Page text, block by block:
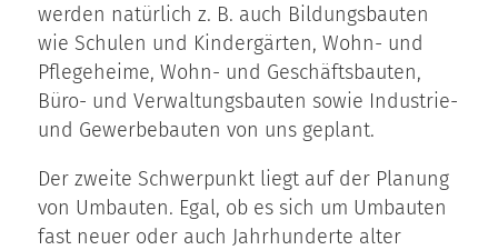
werden natürlich z. B. auch Bildungsbauten
wie Schulen und Kindergärten, Wohn- und
Pflegeheime, Wohn- und Geschäftsbauten,
Büro- und Verwaltungsbauten sowie Industrie-
und Gewerbebauten von uns geplant.
Der zweite Schwerpunkt liegt auf der Planung
von Umbauten. Egal, ob es sich um Umbauten
fast neuer oder auch Jahrhunderte alter